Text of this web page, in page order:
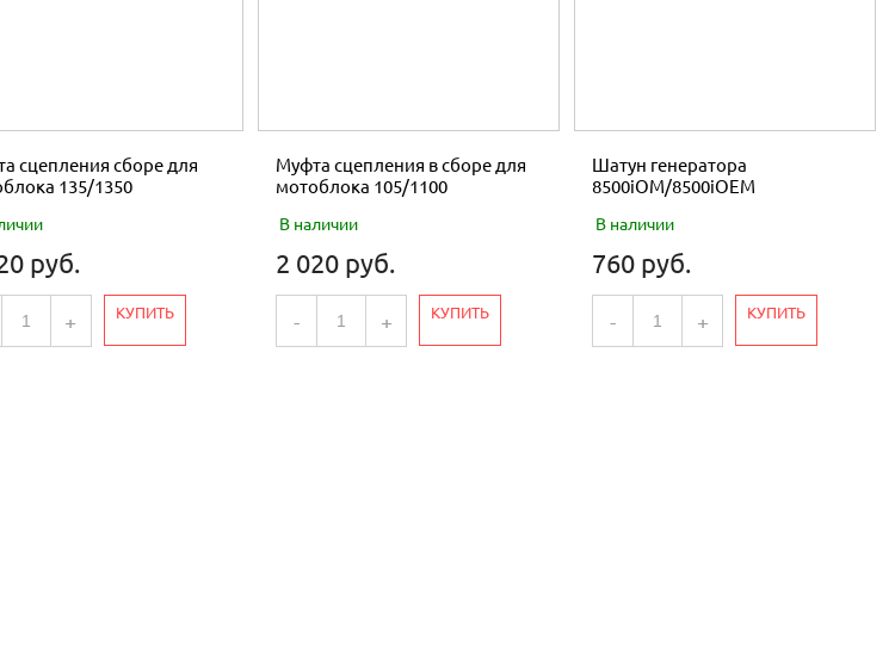
сцепления сборе для
135/1350
руб.
+ КУПИТЬ
Муфта сцепления в сборе для
мотоблока 105/1100
В наличии
2 020 руб.
- + КУПИТЬ
Шатун генератора
8500iOM/8500iOEM
В наличии
760 руб.
- + КУПИТЬ